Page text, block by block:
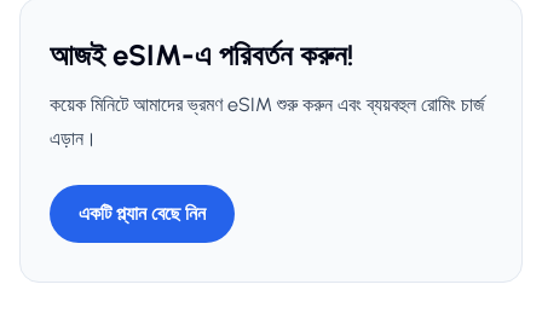
আজই eSIM-এ পরিবর্তন করুন!
কয়েক মিনিটে আমাদের ভ্রমণ eSIM শুরু করুন এবং ব্যয়বহুল রোমিং চার্জ
এড়ান।
একটি প্ল্যান বেছে নিন